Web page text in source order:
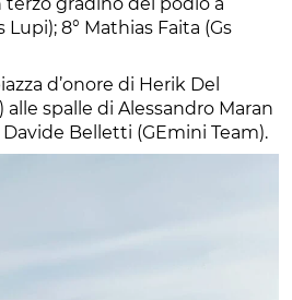
terzo gradino del podio a
8° Mathias Faita (Gs
d’onore di Herik Del
alle spalle di Alessandro Maran
Belletti (GEmini Team).